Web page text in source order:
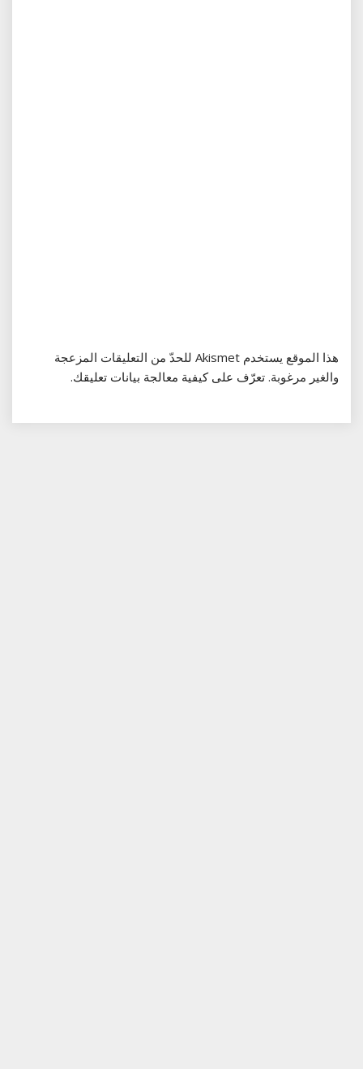
هذا الموقع يستخدم Akismet للحدّ من التعليقات المزعجة
والغير مرغوبة. تعرّف على كيفية معالجة بيانات تعليقك.